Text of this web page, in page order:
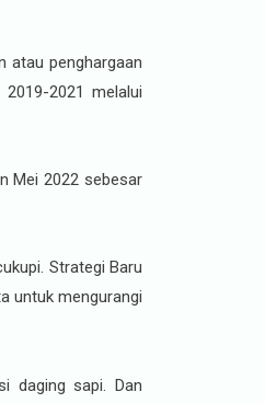
atau penghargaan
2021 melalui
Mei 2022 sebesar
Strategi Baru
untuk mengurangi
daging sapi. Dan